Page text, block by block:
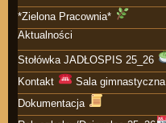
*Zielona Pracownia*
Aktualności
Stołówka JADŁOSPIS 25_26
Kontakt
Sala gimnastyczna
Dokumentacja